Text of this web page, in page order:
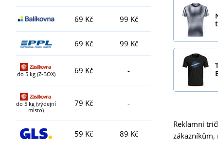
69 Kč 99 Kč
69 Kč 99 Kč
do 5 kg (Z-BOX) 69 Kč -
do 5 kg (výdejní
místo)
79 Kč -
59 Kč 89 Kč
Reklamní
zákazníkům,